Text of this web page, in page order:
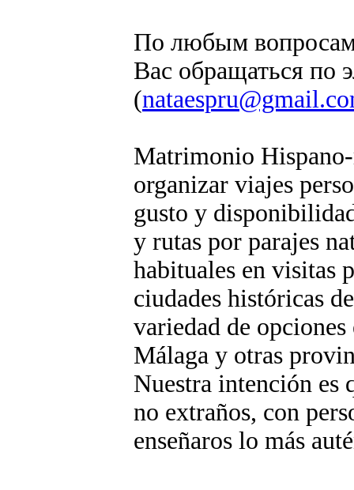
По любым
Вас обращаться по
(
Matrimonio
organizar viajes
gusto y
y rutas por parajes
habituales en visitas
ciudades históricas
variedad de
Málaga y otras
Nuestra intención es
no extraños, con
enseñaros lo más